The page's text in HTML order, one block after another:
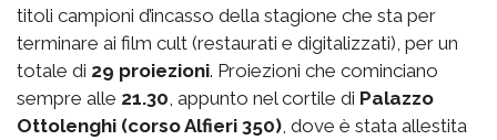
titoli campioni d’incasso della stagione che sta per
terminare ai film cult (restaurati e digitalizzati), per un
totale di 29 proiezioni. Proiezioni che cominciano
sempre alle 21.30 , appunto nel cortile di Palazzo
Ottolenghi (corso Alfieri 350) , dove è stata allestita